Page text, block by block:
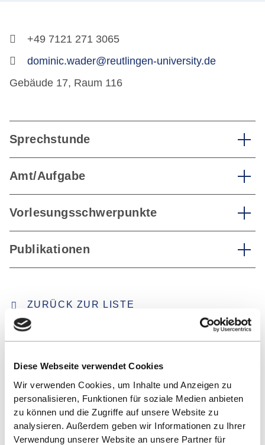
Diese Webseite verwendet Cookies
Wir verwenden Cookies, um Inhalte und Anzeigen zu
personalisieren, Funktionen für soziale Medien anbieten
zu können und die Zugriffe auf unsere Website zu
analysieren. Außerdem geben wir Informationen zu Ihrer
Verwendung unserer Website an unsere Partner für
+49 7121 271 3065
dominic.wader@reutlingen-university.de
Gebäude 17, Raum 116
Sprechstunde
Amt/Aufgabe
Vorlesungsschwerpunkte
Publikationen
ZURÜCK ZUR LISTE
Nach oben